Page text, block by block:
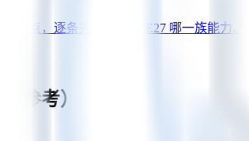
分点，逐条对照它违反 E27 哪一族能力
参考）